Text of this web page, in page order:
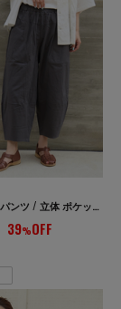
WEB限定 涼しいパンツ / 立体 ポケット イージー コクーンパンツ
39%OFF